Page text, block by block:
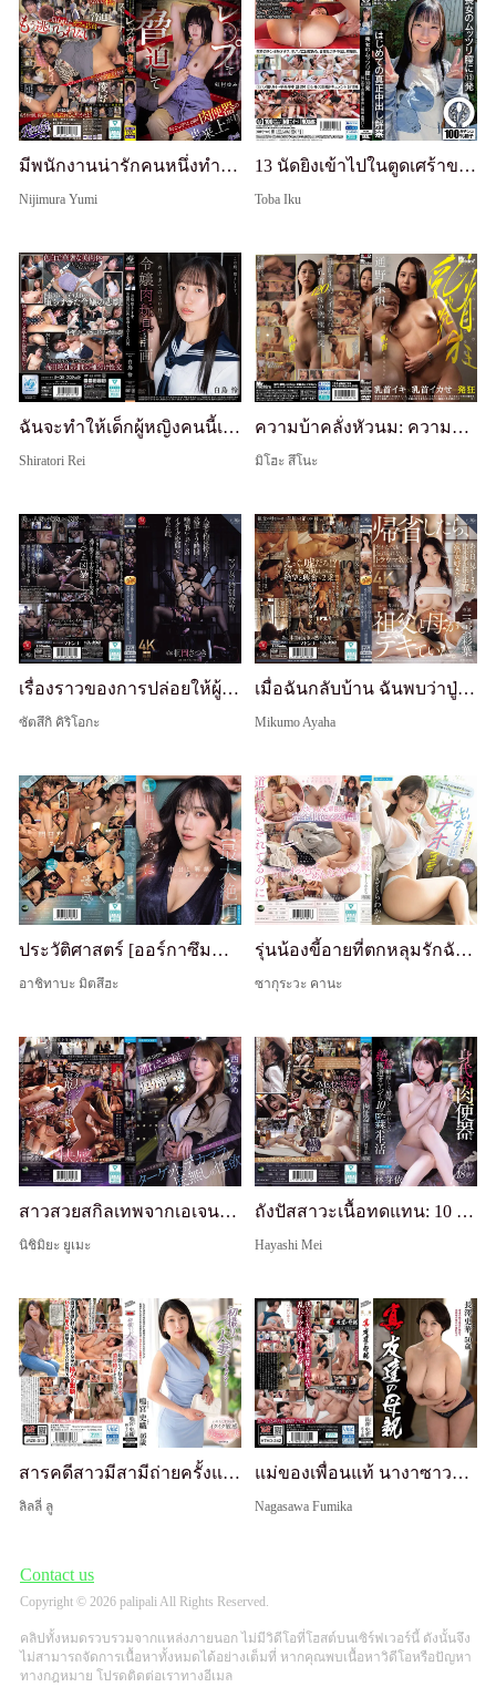
มีพนักงานน่ารักคนหนึ่งทำงานที่คาเฟ่ ดังนั้นฉันจึงให้ยาเธอ ข่มขืนเธอ กรรโชกเธอ และตอนนี้เธอกลายเป็นโถส้วมเนื้อที่สมบูรณ์แบบที่เชื่อฟังคำสั่งทุกอย่างของฉัน
Nijimura Yumi
13 นัดยิงเข้าไปในตูดเศร้าของสาวหน้าเศร้า: การแตกในครั้งแรกที่แท้จริง - Iku Toba
Toba Iku
ฉันจะทำให้เด็กผู้หญิงคนนี้เสื่อมทราม แผนของเล่นเนื้อ: 30 วันจนกว่าจะฝัง - เรอิ ชิราตอริ
Shiratori Rei
ความบ้าคลั่งหัวนม: ความรักหัวนมคือทุกสิ่ง สึโนะ มิโฮ
มิโฮะ สึโนะ
เรื่องราวของการปล่อยให้ผู้หญิงที่แต่งงานแล้วถูกมัดไว้บนเก้าอี้เป็นเวลา 2 ชั่วโมง... และทำให้เธอกลายเป็นผู้หญิงที่น้ำลายไหล ตัวกระตุก ผิดเพี้ยน
ซัตสึกิ คิริโอกะ
เมื่อฉันกลับบ้าน ฉันพบว่าปู่และแม่กำลังมีสัมพันธ์กัน เหตุการณ์ที่ฉันได้เห็นในวันนั้นทำให้ฉันกลายเป็นคนรักผู้หญิงวัยผู้ใหญ่ตลอดชีวิต —. มิคุโมะ ไซฮะ
Mikumo Ayaha
ประวัติศาสตร์ [ออร์กาซึมที่ยิ่งใหญ่ที่สุด] ของ มิตสึฮะ อาสึฮะ: เดบิวต์แตกใน เย็ดสดเสียว
อาชิทาบะ มิตสึฮะ
รุ่นน้องขี้อายที่ตกหลุมรักฉัน ประกาศตัวเองเป็นหีแตกในที่เชื่อฟังของฉัน - Sakura Wakana
ซากุระวะ คานะ
สาวสวยสกิลเทพจากเอเจนซี่ทำลายความสัมพันธ์ 100% สำเร็จ วางแผนจะ ntr เขา แต่กลับถูกโต้กลับแทน!? ควยใหญ่และความต้องการทางเพศที่ไม่มีที่สิ้นสุดของเป้าหมายทำให้ผู้หญิงเซ็กส์โปรเสียวจนแตก
นิชิมิยะ ยูเมะ
ถังปัสสาวะเนื้อทดแทน: 10 วันแห่งการกักขังกับยากูซ่าชรา ที่ไม่รู้จักพอและยังคงพุ่งออกมาไม่ว่าจะกี่ครั้ง - เมอิ ฮายาชิ
Hayashi Mei
สารคดีสาวมีสามีถ่ายครั้งแรก: นาริมิยะ ชิโอริ
ลิลลี่ ลู
แม่ของเพื่อนแท้ นางาซาวะ ฟูมิคะ
Nagasawa Fumika
Contact us
Copyright © 2026 palipali All Rights Reserved.
คลิปทั้งหมดรวบรวมจากแหล่งภายนอก ไม่มีวิดีโอที่โฮสต์บนเซิร์ฟเวอร์นี้ ดังนั้นจึง
ไม่สามารถจัดการเนื้อหาทั้งหมดได้อย่างเต็มที่ หากคุณพบเนื้อหาวิดีโอหรือปัญหา
ทางกฎหมาย โปรดติดต่อเราทางอีเมล